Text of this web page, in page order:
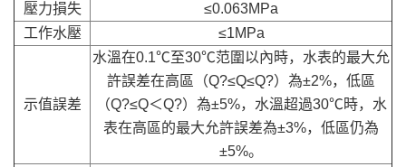
壓力損失
≤0.063MPa
工作水壓
≤1MPa
示值誤差
水溫在0.1℃至30℃范圍以內時，水表的最大允
許誤差在高區（Q?≤Q≤Q?）為±2%，低區
（Q?≤Q＜Q?）為±5%，水溫超過30℃時，水
表在高區的最大允許誤差為±3%，低區仍為
±5%。